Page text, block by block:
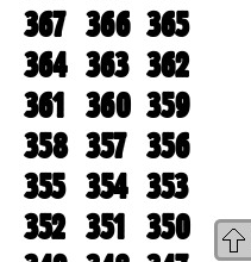
367 366 365
364 363 362
361 360 359
358 357 356
355 354 353
352 351 350